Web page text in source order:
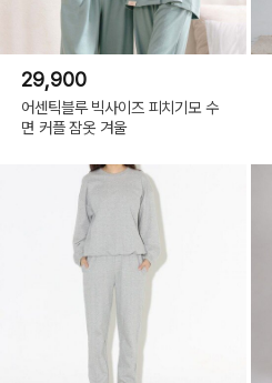
29,900
어센틱블루 빅사이즈 피치기모 수
면 커플 잠옷 겨울